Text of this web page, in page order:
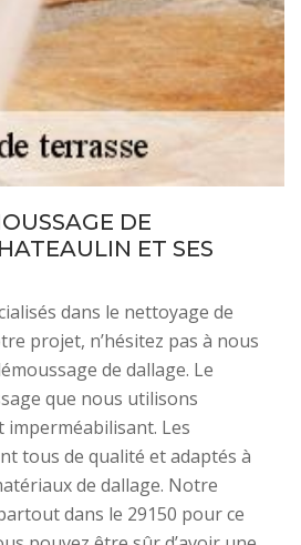
DE
ET SES
dans le nettoyage de
projet, n’hésitez pas à nous
de dallage. Le
que nous utilisons
Les
tous de qualité et adaptés à
de dallage. Notre
dans le 29150 pour ce